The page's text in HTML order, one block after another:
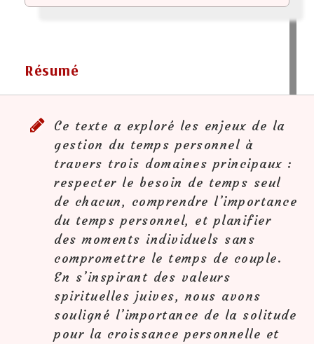
Résumé
Ce texte a exploré les enjeux de la
gestion du temps personnel à
travers trois domaines principaux :
respecter le besoin de temps seul
de chacun, comprendre l’importance
du temps personnel, et planifier
des moments individuels sans
compromettre le temps de couple.
En s’inspirant des valeurs
spirituelles juives, nous avons
souligné l’importance de la solitude
pour la croissance personnelle et